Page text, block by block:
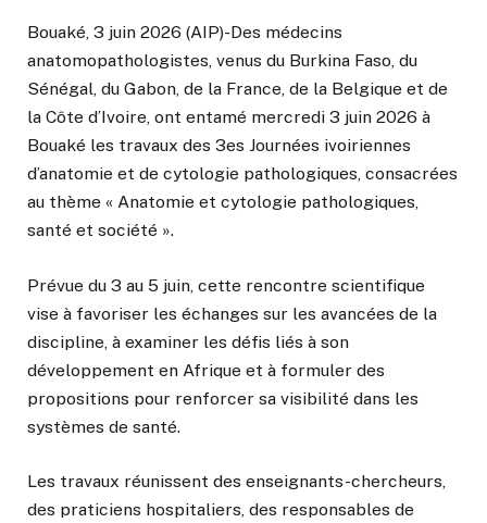
Bouaké, 3 juin 2026 (AIP)-Des médecins
anatomopathologistes, venus du Burkina Faso, du
Sénégal, du Gabon, de la France, de la Belgique et de
la Côte d’Ivoire, ont entamé mercredi 3 juin 2026 à
Bouaké les travaux des 3es Journées ivoiriennes
d’anatomie et de cytologie pathologiques, consacrées
au thème « Anatomie et cytologie pathologiques,
santé et société ».
Prévue du 3 au 5 juin, cette rencontre scientifique
vise à favoriser les échanges sur les avancées de la
discipline, à examiner les défis liés à son
développement en Afrique et à formuler des
propositions pour renforcer sa visibilité dans les
systèmes de santé.
Les travaux réunissent des enseignants-chercheurs,
des praticiens hospitaliers, des responsables de